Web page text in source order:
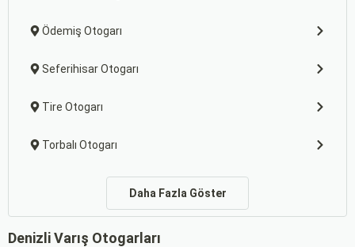
Ödemiş Otogarı
Seferihisar Otogarı
Tire Otogarı
Torbalı Otogarı
Daha Fazla Göster
Denizli Varış Otogarları